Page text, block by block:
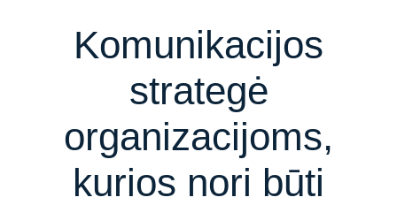
Komunikacijos
strategė
organizacijoms,
kurios nori būti